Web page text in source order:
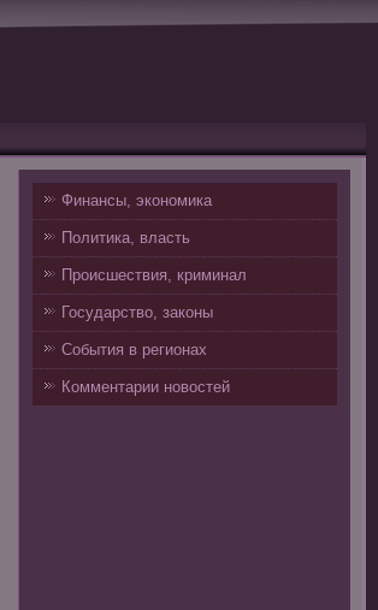
Финансы, экономика
Политика, власть
Происшествия, криминал
Государство, законы
События в регионах
Комментарии новостей